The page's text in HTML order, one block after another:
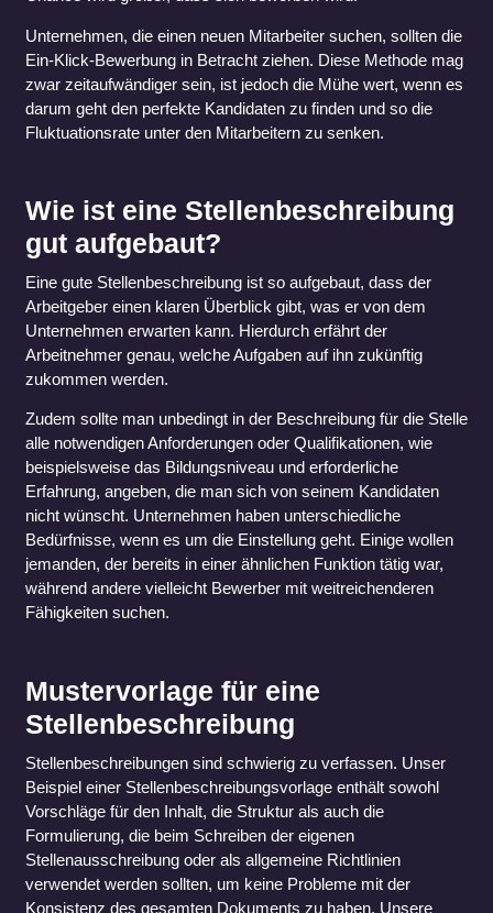
Unternehmen, die einen neuen Mitarbeiter suchen, sollten die
Ein-Klick-Bewerbung in Betracht ziehen. Diese Methode mag
zwar zeitaufwändiger sein, ist jedoch die Mühe wert, wenn es
darum geht den perfekte Kandidaten zu finden und so die
Fluktuationsrate unter den Mitarbeitern zu senken.
Wie ist eine Stellenbeschreibung
gut aufgebaut?
Eine gute Stellenbeschreibung ist so aufgebaut, dass der
Arbeitgeber einen klaren Überblick gibt, was er von dem
Unternehmen erwarten kann. Hierdurch erfährt der
Arbeitnehmer genau, welche Aufgaben auf ihn zukünftig
zukommen werden.
Zudem sollte man unbedingt in der Beschreibung für die Stelle
alle notwendigen Anforderungen oder Qualifikationen, wie
beispielsweise das Bildungsniveau und erforderliche
Erfahrung, angeben, die man sich von seinem Kandidaten
nicht wünscht. Unternehmen haben unterschiedliche
Bedürfnisse, wenn es um die Einstellung geht. Einige wollen
jemanden, der bereits in einer ähnlichen Funktion tätig war,
während andere vielleicht Bewerber mit weitreichenderen
Fähigkeiten suchen.
Mustervorlage für eine
Stellenbeschreibung
Stellenbeschreibungen sind schwierig zu verfassen. Unser
Beispiel einer Stellenbeschreibungsvorlage enthält sowohl
Vorschläge für den Inhalt, die Struktur als auch die
Formulierung, die beim Schreiben der eigenen
Stellenausschreibung oder als allgemeine Richtlinien
verwendet werden sollten, um keine Probleme mit der
Konsistenz des gesamten Dokuments zu haben. Unsere